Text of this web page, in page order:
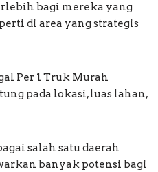
bagi mereka yang
di area yang strategis
Per 1 Truk Murah
pada lokasi, luas lahan,
salah satu daerah
banyak potensi bagi